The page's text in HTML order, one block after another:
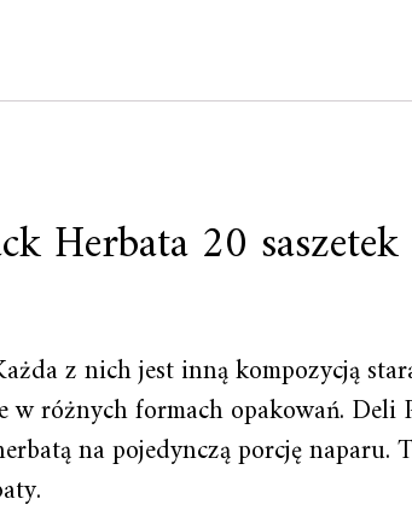
Herbata 20 saszetek
z nich jest inną kompozycją
różnych formach opakowań. Deli
na pojedynczą porcję naparu.